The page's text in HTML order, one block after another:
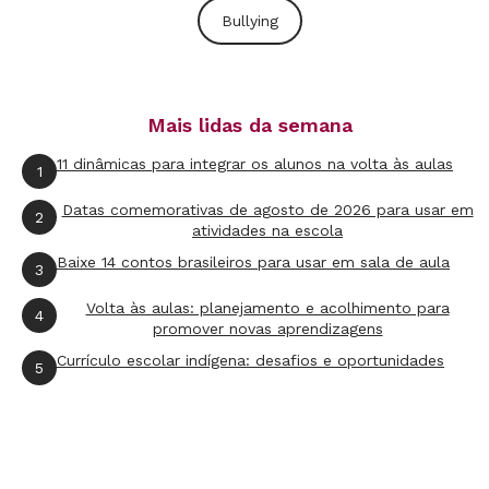
é essencial que se compreenda o
a curto prazo. "Tem que olhar para o lugar. O
que ele está indicando? Por que a escola não
está dando conta? Nós já tivemos o caso de
Realengo, que também tinha o bullying como
fator. Ou seja, a polarização é muito danosa."
2) A escola nem sempre sabe do bullying
O desconhecimento entre os gestores e
Bullying
Mais lidas da semana
1 11 dinâmicas para integrar os alunos na volta às aulas
2
Datas comemorativas de agosto de 2026 para usar em
atividades na escola
3 Baixe 14 contos brasileiros para usar em sala de aula
4
Volta às aulas: planejamento e acolhimento para
promover novas aprendizagens
5 Currículo escolar indígena: desafios e oportunidades